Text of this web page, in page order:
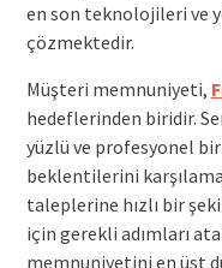
en son teknolojileri ve
çözmektedir.
Müşteri memnuniyeti,
hedeflerinden biridir.
yüzlü ve profesyonel
beklentilerini
taleplerine hızlı bir
için gerekli adımları
memnuniyetini en üst